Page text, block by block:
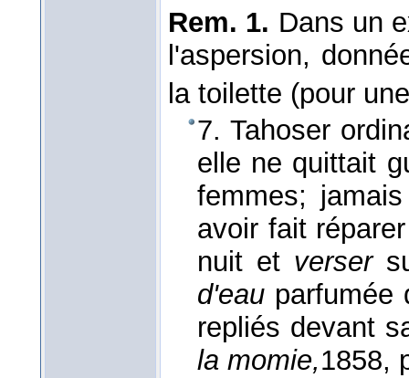
Rem. 1. Dans un
l'aspersion,
la toilette (pour
7. Tahoser
elle ne quittait
femmes;
avoir fait
nuit et verser
d'eau parfumée
repliés devant
la momie,1858,